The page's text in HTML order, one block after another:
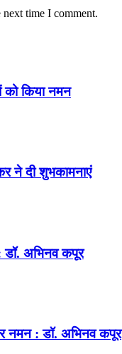
time I comment.
को किया नमन
ने दी शुभकामनाएं
डॉ. अभिनव कपूर
नमन : डॉ. अभिनव कपूर